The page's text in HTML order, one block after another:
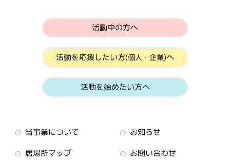
活動中の方へ
活動を応援したい方(個人・企業)へ
活動を始めたい方へ
当事業について
お知らせ
居場所マップ
お問い合わせ